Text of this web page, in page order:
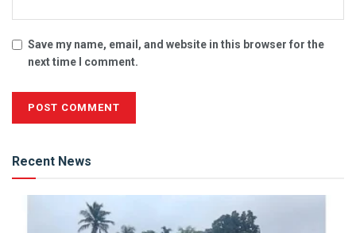
Save my name, email, and website in this browser for the
next time I comment.
Recent News